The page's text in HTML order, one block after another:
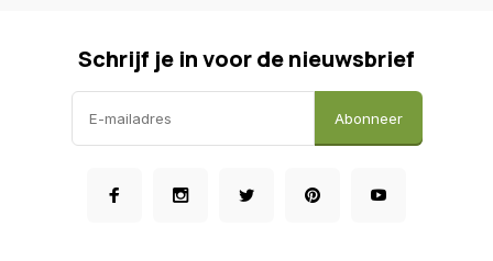
Schrijf je in voor de nieuwsbrief
Abonneer